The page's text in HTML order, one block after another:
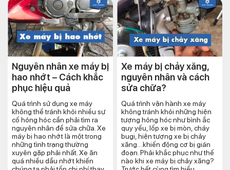
Nguyên nhân xe máy bị
hao nhớt – Cách khắc
phục hiệu quả
Quá trình sử dụng xe máy
không thể tránh khỏi nhiều sự
cố hỏng hóc cần phải tìm ra
nguyên nhân để sửa chữa. Xe
máy bị hao nhớt là một trong
những tình trạng thường
xuyên gặp phải nhất. Xe ăn
quá nhiều dầu nhớt khiến
Xe máy bị chảy xăng,
nguyên nhân và cách
sửa chữa?
Quá trình vận hành xe máy
không tránh khỏi những hiện
tượng hỏng hóc như bình ắc
quy yếu, lốp xe bị mòn, cháy
bugi, hiện tượng xe bị chảy
xăng…khiến động cơ bị gián
đoạn. Phải khắc phục như thế
nào khi xe máy bị chảy xăng?